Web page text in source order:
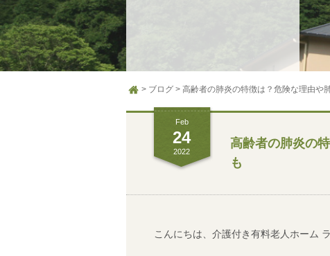
ブログ 高齢者の肺炎の特徴は？危険な理由や
Feb
24
2022
高齢者の肺炎の
も
こんにちは、介護付き有料老人ホーム